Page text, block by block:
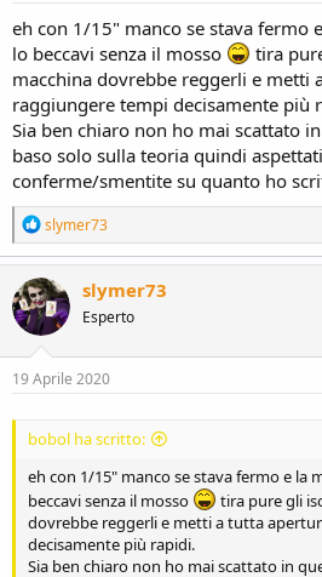
eh con 1/15" manco se stava fermo
lo beccavi senza il mosso
tira
macchina dovrebbe reggerli e metti
raggiungere tempi decisamente più
Sia ben chiaro non ho mai scattato
baso solo sulla teoria quindi
conferme/smentite su quanto ho
R
e
a
c
t
i
o
n
s
slymer73
slymer73
Esperto
19 Aprile 2020
bobol ha scritto:
eh con 1/15" manco se stava fermo e la
beccavi senza il mosso
tira pure gli
dovrebbe reggerli e metti a tutta
decisamente più rapidi.
Sia ben chiaro non ho mai scattato in